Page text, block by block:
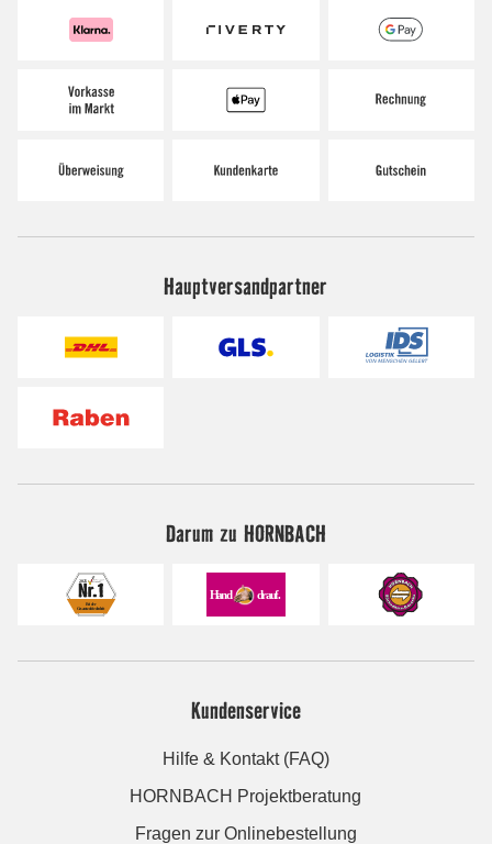
Hauptversandpartner
Darum zu HORNBACH
Kundenservice
Hilfe & Kontakt (FAQ)
HORNBACH Projektberatung
Fragen zur Onlinebestellung